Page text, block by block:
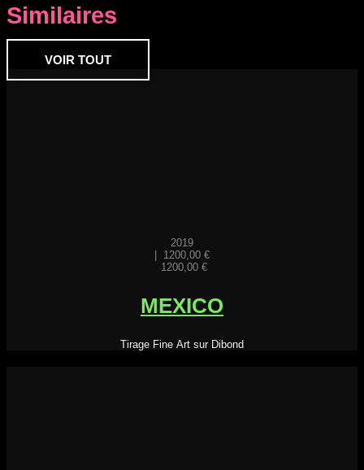
Similaires
VOIR TOUT
2019
1200,00 €
1200,00 €
MEXICO
Tirage Fine Art sur Dibond